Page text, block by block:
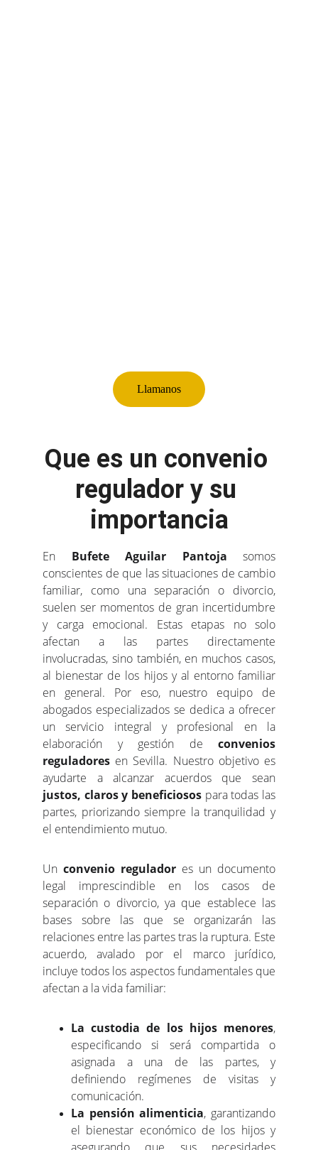
Llamanos
Que es un convenio
regulador y su
importancia
En Bufete Aguilar Pantoja somos
conscientes de que las situaciones de cambio
familiar, como una separación o divorcio,
suelen ser momentos de gran incertidumbre
y carga emocional. Estas etapas no solo
afectan a las partes directamente
involucradas, sino también, en muchos casos,
al bienestar de los hijos y al entorno familiar
en general. Por eso, nuestro equipo de
abogados especializados se dedica a ofrecer
un servicio integral y profesional en la
elaboración y gestión de convenios
reguladores en Sevilla. Nuestro objetivo es
ayudarte a alcanzar acuerdos que sean
justos, claros y beneficiosos para todas las
partes, priorizando siempre la tranquilidad y
el entendimiento mutuo.
Un convenio regulador es un documento
legal imprescindible en los casos de
separación o divorcio, ya que establece las
bases sobre las que se organizarán las
relaciones entre las partes tras la ruptura. Este
acuerdo, avalado por el marco jurídico,
incluye todos los aspectos fundamentales que
afectan a la vida familiar:
La custodia de los hijos menores,
especificando si será compartida o
asignada a una de las partes, y
definiendo regímenes de visitas y
comunicación.
La pensión alimenticia, garantizando
el bienestar económico de los hijos y